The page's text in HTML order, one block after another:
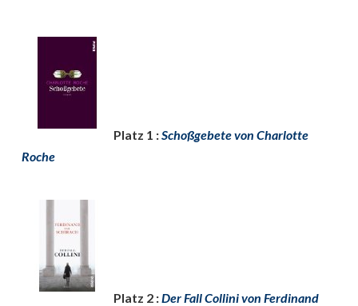
Platz 1 :Schoßgebete von Charlotte
Roche
Platz 2 :Der Fall Collini von Ferdinand